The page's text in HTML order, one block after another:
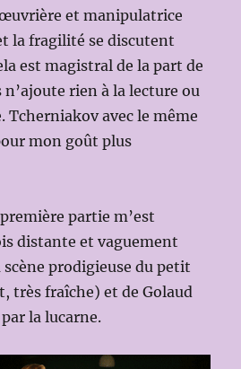
et manipulatrice
la fragilité se discutent
est magistral de la part de
rien à la lecture ou
Tcherniakov avec le même
mon goût plus
partie m’est
distante et vaguement
scène prodigieuse du petit
très fraîche) et de Golaud
la lucarne.